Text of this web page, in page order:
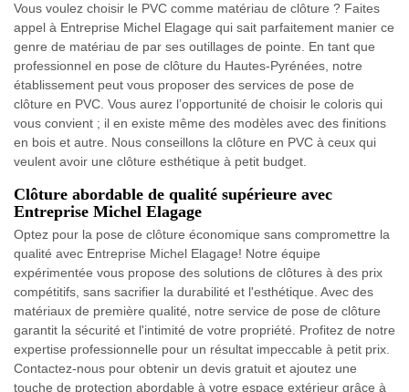
Vous voulez choisir le PVC comme matériau de clôture ? Faites
appel à Entreprise Michel Elagage qui sait parfaitement manier ce
genre de matériau de par ses outillages de pointe. En tant que
professionnel en pose de clôture du Hautes-Pyrénées, notre
établissement peut vous proposer des services de pose de
clôture en PVC. Vous aurez l’opportunité de choisir le coloris qui
vous convient ; il en existe même des modèles avec des finitions
en bois et autre. Nous conseillons la clôture en PVC à ceux qui
veulent avoir une clôture esthétique à petit budget.
Clôture abordable de qualité supérieure avec
Entreprise Michel Elagage
Optez pour la pose de clôture économique sans compromettre la
qualité avec Entreprise Michel Elagage! Notre équipe
expérimentée vous propose des solutions de clôtures à des prix
compétitifs, sans sacrifier la durabilité et l'esthétique. Avec des
matériaux de première qualité, notre service de pose de clôture
garantit la sécurité et l'intimité de votre propriété. Profitez de notre
expertise professionnelle pour un résultat impeccable à petit prix.
Contactez-nous pour obtenir un devis gratuit et ajoutez une
touche de protection abordable à votre espace extérieur grâce à